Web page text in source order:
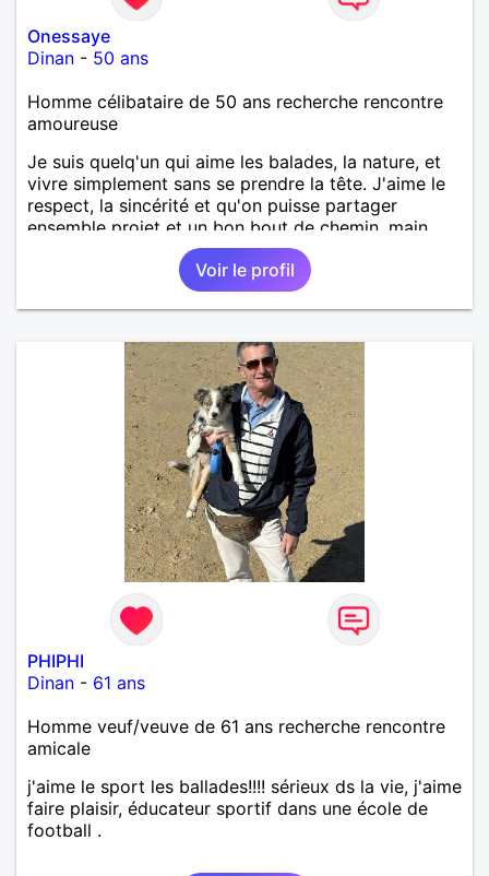
Onessaye
Dinan - 50 ans
Homme célibataire de 50 ans recherche rencontre
amoureuse
Je suis quelq'un qui aime les balades, la nature, et
vivre simplement sans se prendre la tête. J'aime le
respect, la sincérité et qu'on puisse partager
ensemble projet et un bon bout de chemin, main
Voir le profil
PHIPHI
Dinan - 61 ans
Homme veuf/veuve de 61 ans recherche rencontre
amicale
j'aime le sport les ballades!!!! sérieux ds la vie, j'aime
faire plaisir, éducateur sportif dans une école de
football .